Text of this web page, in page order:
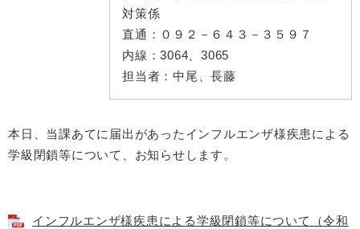
対策係
直通： ０９２－６４３－３５９７
内線：3064、3065
担当者： 中尾、長藤
本日、当課あてに届出があったインフルエンザ様疾患による
学級閉鎖等について、お知らせします。
インフルエンザ様疾患による学級閉鎖等について（令和